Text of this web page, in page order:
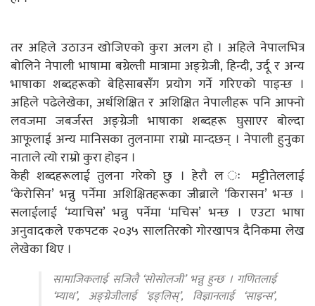
तर अहिले उठाउन खोजिएको कुरा अलग हो । अहिले नेपालभित्र
बोलिने नेपाली भाषामा बग्रेल्ती मात्रामा अङ्ग्रेजी, हिन्दी, उर्दू र अन्य
भाषाका शब्दहरूको बेहिसाबसँग प्रयोग गर्ने गरिएको पाइन्छ ।
अहिले पढेलेखेका, अर्धशिक्षित र अशिक्षित नेपालीहरू पनि आफ्नो
लवजमा जबर्जस्त अङ्ग्रेजी भाषाका शब्दहरू घुसाएर बोल्दा
आफूलाई अन्य मानिसका तुलनामा राम्रो मान्दछन् । नेपाली हुनुका
नाताले त्यो राम्रो कुरा होइन ।
केही शब्दहरूलाई तुलना गरेको छु । हेरौ ल ः मट्टीतेललाई
‘केरोसिन’ भन्नु पर्नेमा अशिक्षितहरूका जीब्राले ‘किरासन’ भन्छ ।
सलाईलाई ‘म्याचिस’ भन्नु पर्नेमा ‘मचिस’ भन्छ । एउटा भाषा
अनुवादकले एकपटक २०३५ सालतिरको गोरखापत्र दैनिकमा लेख
लेखेका थिए ।
सामाजिकलाई सजिलै ‘सोसोलजी’ भन्नु हुन्छ । गणितलाई
‘म्याथ’, अङ्ग्रेजीलाई ‘इङ्लिस्’, विज्ञानलाई ‘साइन्स’,